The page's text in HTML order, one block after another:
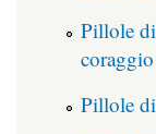
Pillole
coraggio
Pillole